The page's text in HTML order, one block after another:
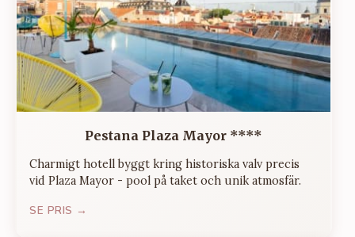
Pestana Plaza Mayor ****
Charmigt hotell byggt kring historiska valv precis
vid Plaza Mayor - pool på taket och unik atmosfär.
SE PRIS →